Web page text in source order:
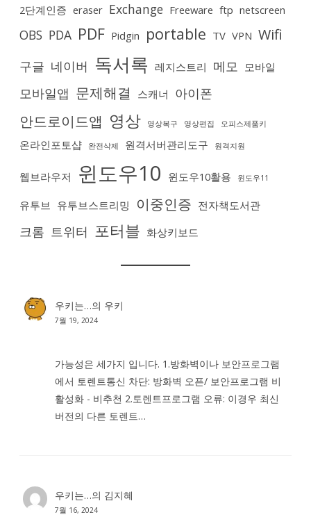
2단계인증 eraser Exchange Freeware ftp netscreen
OBS PDA PDF Pidgin portable TV VPN Wifi
구글 네이버 독서록 레지스트리 메모 모바일
모바일앱 문제해결 스캐너 아이폰
안드로이드앱 영상 영상복구 영상편집 오피스제품키
온라인포토샵 완전삭제 원격서버관리도구 원격지원
웹브라우저 윈도우10 윈도우10활용 윈도우11
유투브 유투브스트리밍 이중인증 전자책도서관
크롬 트위터 포터블 화상키보드
우키는…의 우키
7월 19, 2024
가능성은 세가지 입니다. 1.방화벽이나 보안프로그램
에서 토렌트통신 차단: 방화벽 오픈/ 보안프로그램 비
활성화 - 비추천 2.토렌트프로그램 오류: 이경우 최신
버전의 다른 토렌트…
우키는…의 김지혜
7월 16, 2024